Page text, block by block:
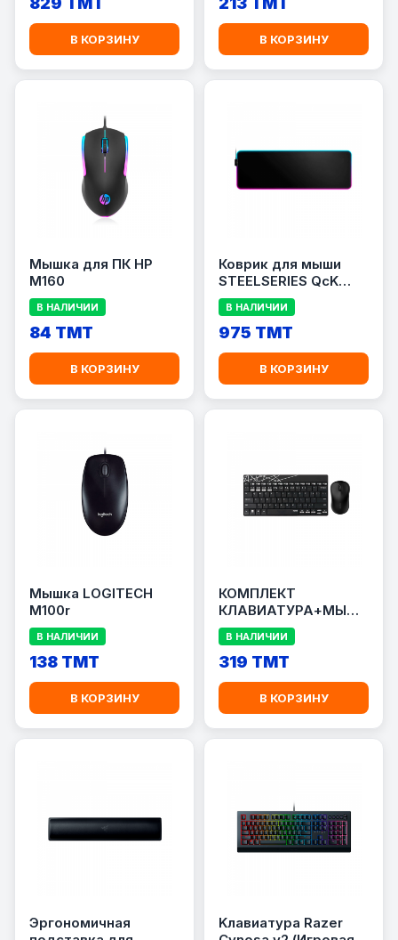
В КОРЗИНУ В КОРЗИНУ
Мышка для ПК HP
M160
В НАЛИЧИИ
84 TMT
В КОРЗИНУ
Коврик для мыши
STEELSERIES QcK
PRISM XL
В НАЛИЧИИ
975 TMT
В КОРЗИНУ
Мышка LOGITECH
M100r
В НАЛИЧИИ
138 TMT
В КОРЗИНУ
КОМПЛЕКТ
КЛАВИАТУРА+МЫШЬ
RAPOO 8000M
В НАЛИЧИИ
319 TMT
В КОРЗИНУ
Эргономичная
Kлавиатура Razer